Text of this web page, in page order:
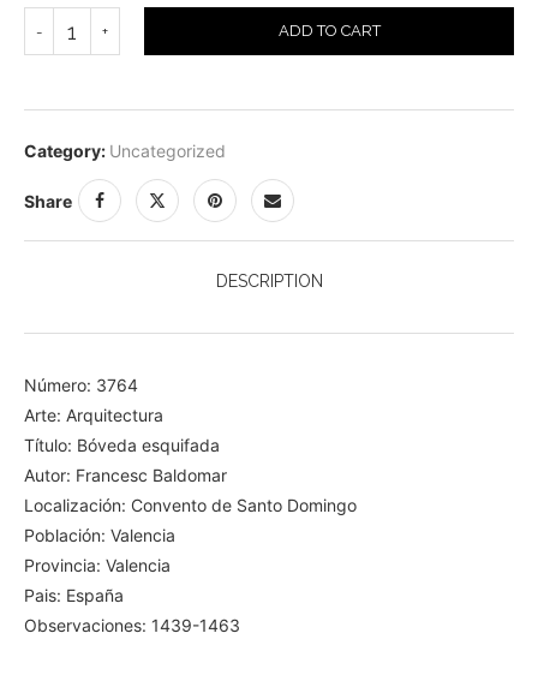
ADD TO CART
Category: Uncategorized
Share
DESCRIPTION
Número: 3764
Arte: Arquitectura
Título: Bóveda esquifada
Autor: Francesc Baldomar
Localización: Convento de Santo Domingo
Población: Valencia
Provincia: Valencia
Pais: España
Observaciones: 1439-1463